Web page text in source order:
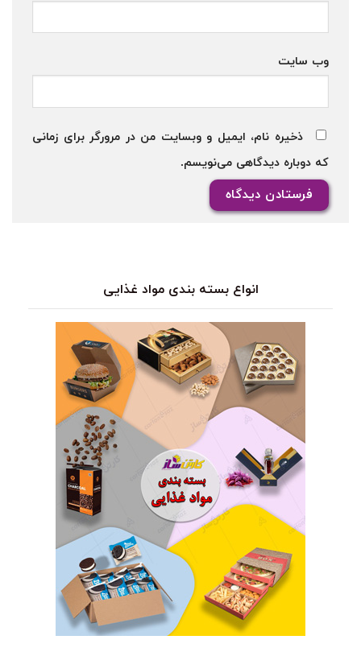
وب‌ سایت
ذخیره نام، ایمیل و وبسایت من در مرورگر برای زمانی
که دوباره دیدگاهی می‌نویسم.
انواع بسته بندی مواد غذایی